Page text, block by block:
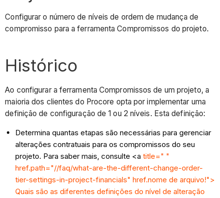
Configurar o número de níveis de ordem de mudança de
compromisso para a ferramenta Compromissos do projeto.
Histórico
Ao configurar a ferramenta Compromissos de um projeto, a
maioria dos clientes do Procore opta por implementar uma
definição de configuração de 1 ou 2 níveis. Esta definição:
Determina quantas etapas são necessárias para gerenciar
alterações contratuais para os compromissos do seu
projeto. Para saber mais, consulte <atitle=" "
href.path="//faq/what-are-the-different-change-order-
tier-settings-in-project-financials" href.nome de arquivo!">
Quais são as diferentes definições do nível de alteração